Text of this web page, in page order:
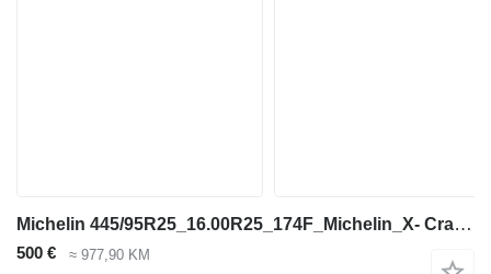
Michelin 445/95R25_16.00R25_174F_Michelin_X- Crane AT_TL_MPT_Kranreifen
500 € ≈ 977,90 KM